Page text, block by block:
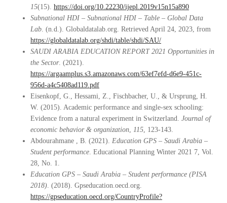
15(15). https://doi.org/10.22230/ijepl.2019v15n15a890
Subnational HDI – Subnational HDI – Table – Global Data
Lab . (n.d.). Globaldatalab.org. Retrieved April 24, 2023, from
https://globaldatalab.org/shdi/table/shdi/SAU/
SAUDI ARABIA EDUCATION REPORT 2021 Opportunities in
the Sector. (2021).
https://argaamplus.s3.amazonaws.com/63ef7efd-d6e9-451c-
956d-a4c5408ad119.pdf
Eisenkopf, G., Hessami, Z., Fischbacher, U., & Ursprung, H.
W. (2015). Academic performance and single-sex schooling:
Evidence from a natural experiment in Switzerland. Journal of
economic behavior & organization
115 , 123-143.
Abdourahmane , B. (2021). Education GPS – Saudi Arabia –
Student performance . Educational Planning Winter 2021 7, Vol.
28, No. 1.
Education GPS – Saudi Arabia – Student performance (PISA
2018) . (2018). Gpseducation.oecd.org.
https://gpseducation.oecd.org/CountryProfile?